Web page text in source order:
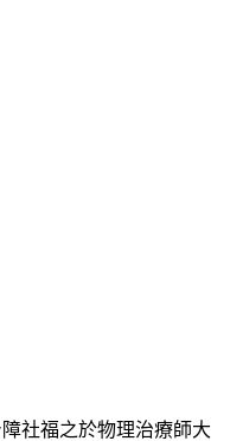
社福之於物理治療師大